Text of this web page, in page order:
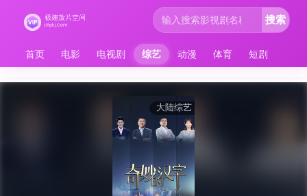
首页 电影 电视剧 综艺 动漫 体育 短剧
搜索
大陆综艺